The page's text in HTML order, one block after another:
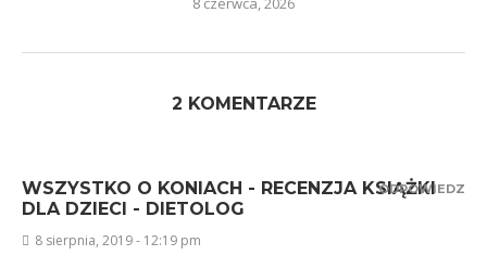
2 KOMENTARZE
WSZYSTKO O KONIACH - RECENZJA KSIĄŻKI
DLA DZIECI - DIETOLOG
8 sierpnia, 2019 - 12:19 pm
ODPOWIEDZ